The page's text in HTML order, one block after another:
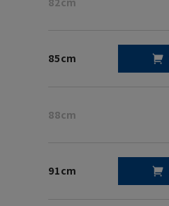
85cm
88cm
91cm